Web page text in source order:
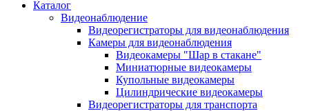
Каталог
Видеонаблюдение
Видеорегистраторы для видеонаблюдения
Камеры для видеонаблюдения
Видеокамеры "Шар в стакане"
Миниатюрные видеокамеры
Купольные видеокамеры
Цилиндрические видеокамеры
Видеорегистраторы для транспорта